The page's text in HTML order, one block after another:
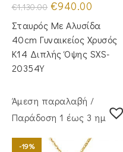
€1,130.00 Original
price
was:
€1,130.00.
€940.00
τιμή
είναι:
€940.00.
Σταυρός Με Αλυσίδα
40cm Γυναικείος Χρυσός
Κ14 Διπλής Όψης SXS-
20354Y
Άμεση παραλαβή /
Παράδoση 1 έως 3 ημέρες
-19%